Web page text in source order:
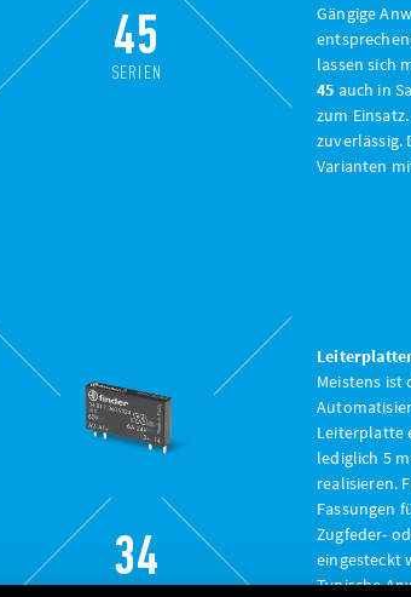
45
SERIEN
Gängige
lassen sich
45 auch in
zum
zuverlässig.
Varianten
34
Meistens ist
Leiterplatte
lediglich 5
realisieren.
Fassungen
Zugfeder-
eingesteckt
Typische